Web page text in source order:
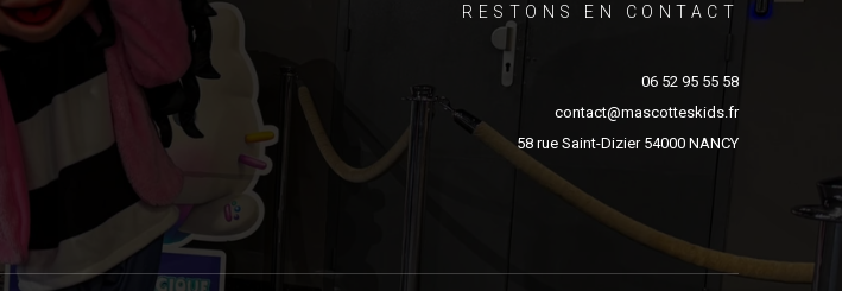
RESTONS EN CONTACT
06 52 95 55 58
contact@mascotteskids.fr
58 rue Saint-Dizier 54000 NANCY